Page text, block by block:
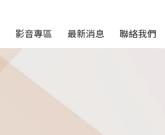
影音專區 最新消息 聯絡我們